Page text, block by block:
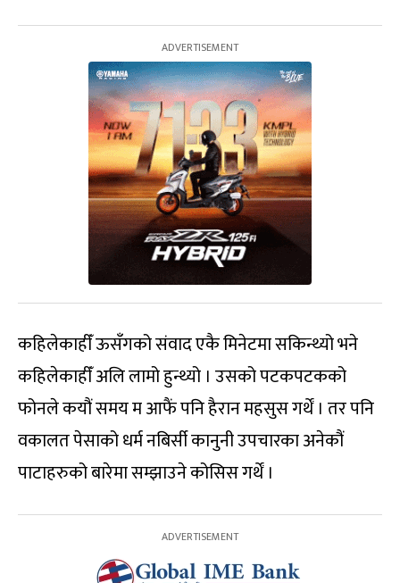
कहिलेकाहीँ ऊसँगको संवाद एकै मिनेटमा सकिन्थ्यो भने
कहिलेकाहीँ अलि लामो हुन्थ्यो । उसको पटकपटकको
फोनले कयौं समय म आफैं पनि हैरान महसुस गर्थें । तर पनि
वकालत पेसाको धर्म नबिर्सी कानुनी उपचारका अनेकौं
पाटाहरुको बारेमा सम्झाउने कोसिस गर्थें ।